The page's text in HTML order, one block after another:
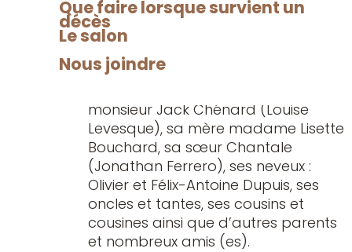
Que faire lorsque survient un
décès
Le salon
Nous joindre
recevoir vos condoléances.
monsieur Jack Chénard (Louise
Levesque), sa mère madame Lisette
Bouchard, sa sœur Chantale
(Jonathan Ferrero), ses neveux :
Olivier et Félix-Antoine Dupuis, ses
oncles et tantes, ses cousins et
cousines ainsi que d’autres parents
et nombreux amis (es).